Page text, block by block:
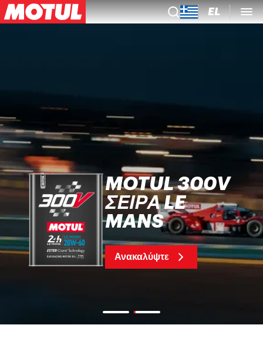
EL
MOTUL 300V
ΣΕΙΡΆ LE
MANS
Ανακαλύψτε